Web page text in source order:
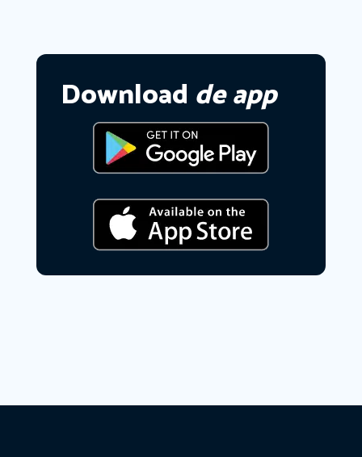
Download de app